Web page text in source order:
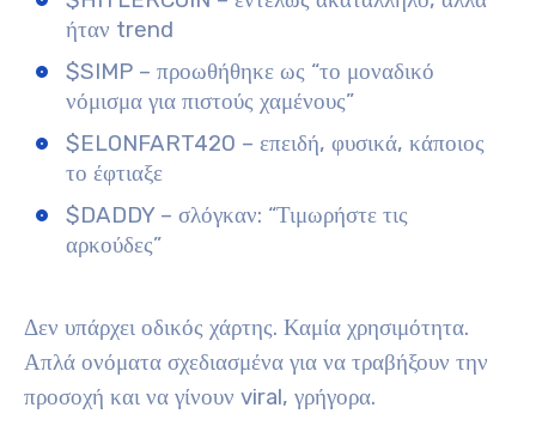
ήταν trend
$SIMP – προωθήθηκε ως “το μοναδικό
νόμισμα για πιστούς χαμένους”
$ELONFART420 – επειδή, φυσικά, κάποιος
το έφτιαξε
$DADDY – σλόγκαν: “Τιμωρήστε τις
αρκούδες”
Δεν υπάρχει οδικός χάρτης. Καμία χρησιμότητα.
Απλά ονόματα σχεδιασμένα για να τραβήξουν την
προσοχή και να γίνουν viral, γρήγορα.